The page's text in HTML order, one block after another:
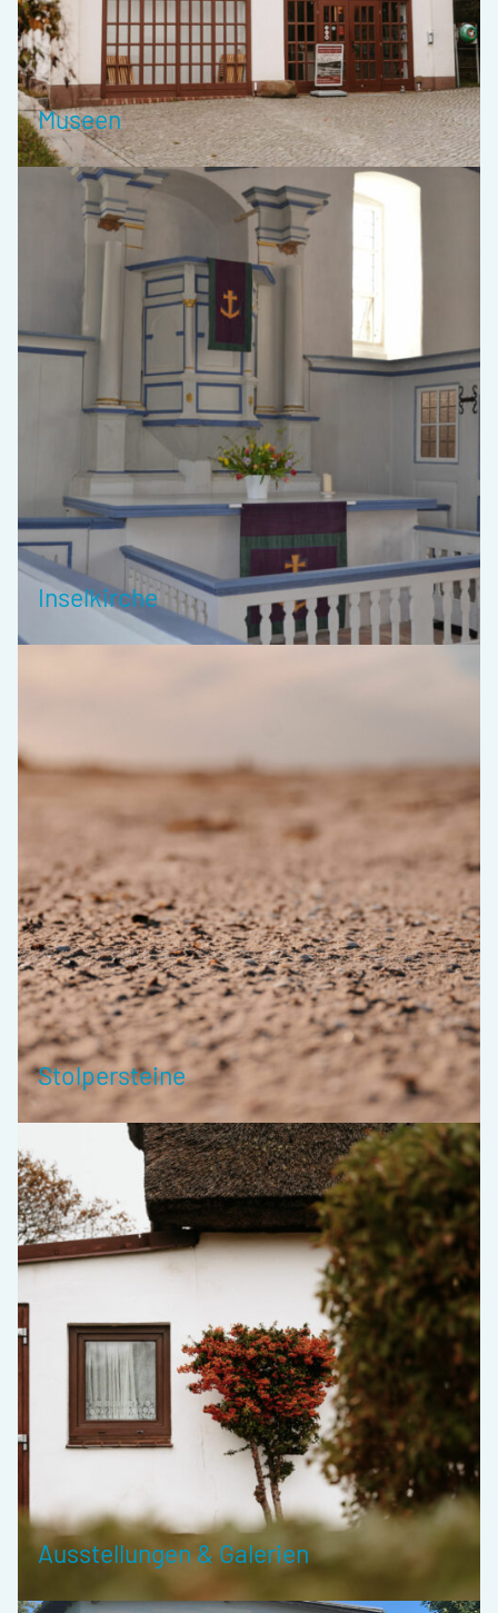
Museen
Inselkirche
Stolpersteine
Ausstellungen & Galerien